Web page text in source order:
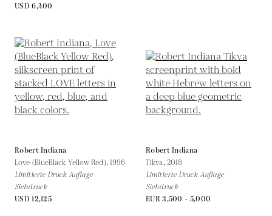
USD 6,400
Robert Indiana
Love (BlueBlack Yellow Red), 1996
Limitierte Druck Auflage
Siebdruck
USD 12,125
Robert Indiana
Tikva, 2018
Limitierte Druck Auflage
Siebdruck
EUR 3,500 - 5,000